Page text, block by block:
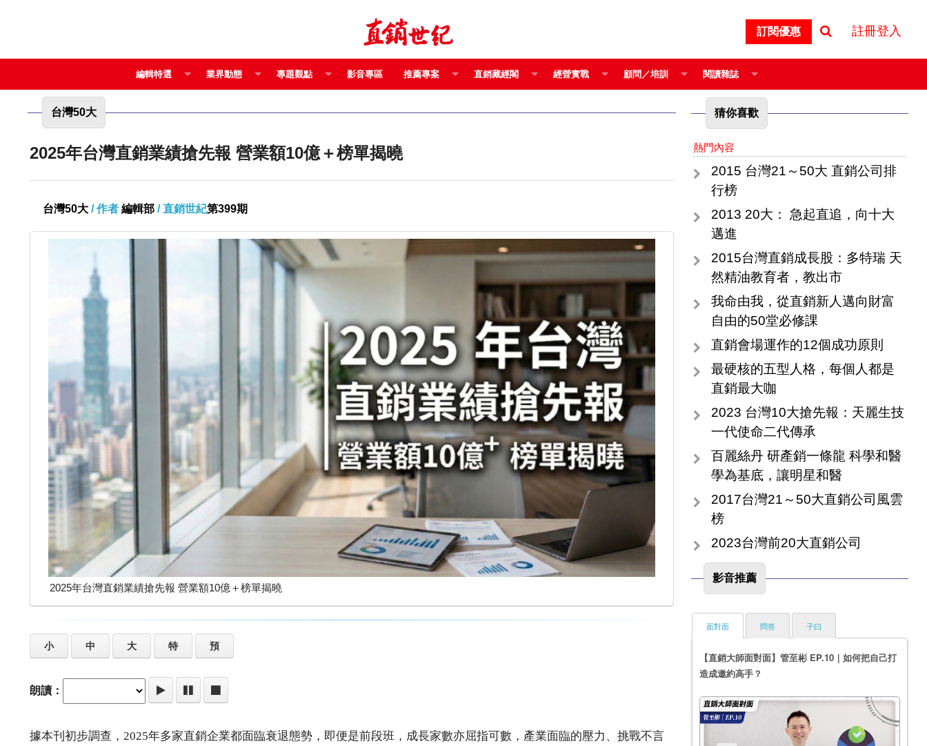
訂閱優惠 註冊登入
編輯特選 業界動態 專題觀點 影音專區 推薦專案 直銷藏經閣 經營實戰 顧問／培訓 閱讀雜誌
台灣50大
2025年台灣直銷業績搶先報 營業額10億＋榜單揭曉
台灣50大 / 作者 編輯部 / 直銷世紀第399期
2025年台灣直銷業績搶先報 營業額10億＋榜單揭曉
小 中 大 特 預
朗讀：
據本刊初步調查，2025年多家直銷企業都面臨衰退態勢，即便是前段班，成長家數亦屈指可數，產業面臨的壓力、挑戰不言
猜你喜歡
熱門內容
2015 台灣21～50大 直銷公司排
行榜
2013 20大： 急起直追，向十大
邁進
2015台灣直銷成長股：多特瑞 天
然精油教育者，教出市
我命由我，從直銷新人邁向財富
自由的50堂必修課
直銷會場運作的12個成功原則
最硬核的五型人格，每個人都是
直銷最大咖
2023 台灣10大搶先報：天麗生技
一代使命二代傳承
百麗絲丹 研產銷一條龍 科學和醫
學為基底，讓明星和醫
2017台灣21～50大直銷公司風雲
榜
2023台灣前20大直銷公司
影音推薦
面對面
【直銷大師面對面】管至彬 EP.10｜如何把自己打
造成邀約高手？
問答 子曰